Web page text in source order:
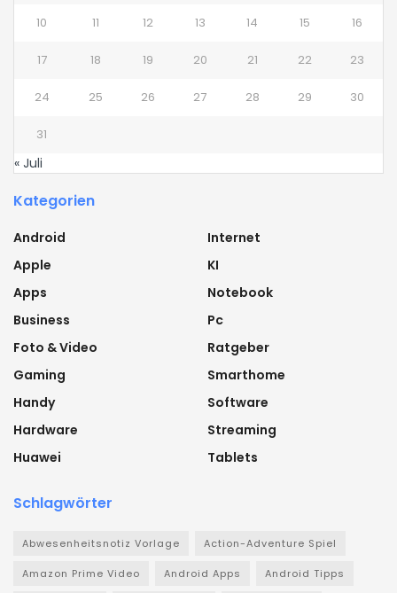
10 11 12 13 14 15 16
17 18 19 20 21 22 23
24 25 26 27 28 29 30
31
« Juli
Kategorien
Android
Apple
Apps
Business
Foto & Video
Gaming
Handy
Hardware
Huawei
Internet
KI
Notebook
Pc
Ratgeber
Smarthome
Software
Streaming
Tablets
Schlagwörter
Abwesenheitsnotiz Vorlage Action-Adventure Spiel
Amazon Prime Video Android Apps Android Tipps